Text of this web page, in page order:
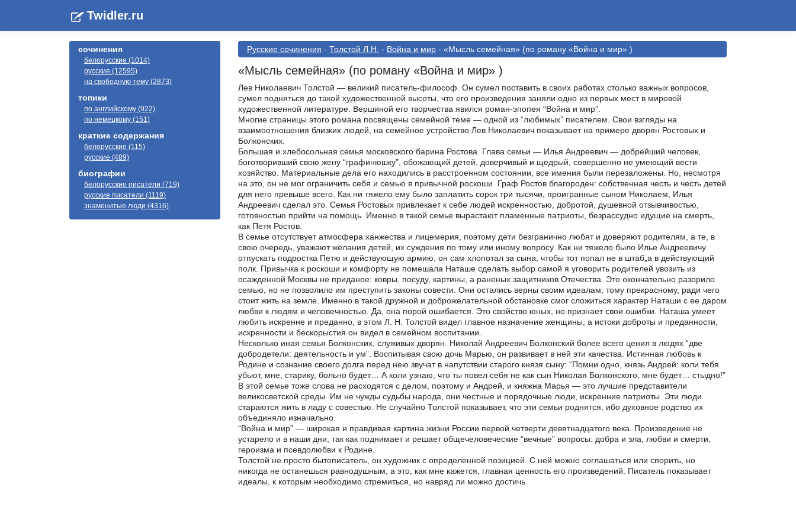
Twidler.ru
сочинения
белорусские (1014)
русские (12595)
на свободную тему (2873)
топики
по английскому (922)
по немецкому (151)
краткие содержания
белорусские (115)
русские (489)
биографии
белорусские писатели (719)
русские писатели (1119)
знаменитые люди (4316)
Русские сочинения - Толстой Л.Н. - Война и мир - «Мысль семейная» (по роману «Война и мир» )
«Мысль семейная» (по роману «Война и мир» )
Лев Николаевич Толстой — великий писатель-философ. Он сумел поставить в своих работах столько важных вопросов,
сумел подняться до такой художественной высоты, что его произведения заняли одно из первых мест в мировой
художественной литературе. Вершиной его творчества явился роман-эпопея “Война и мир”.
Многие страницы этого романа посвящены семейной теме — одной из “любимых” писателем. Свои взгляды на
взаимоотношения близких людей, на семейное устройство Лев Николаевич показывает на примере дворян Ростовых и
Болконских.
Большая и хлебосольная семья московского барина Ростова. Глава семьи — Илья Андреевич — добрейший человек,
боготворивший свою жену “графинюшку”, обожающий детей, доверчивый и щедрый, совершенно не умеющий вести
хозяйство. Материальные дела его находились в расстроенном состоянии, все имения были перезаложены. Но, несмотря
на это, он не мог ограничить себя и семью в привычной роскоши. Граф Ростов благороден: собственная честь и честь детей
для него превыше всего. Как ни тяжело ему было заплатить сорок три тысячи, проигранные сыном Николаем, Илья
Андреевич сделал это. Семья Ростовых привлекает к себе людей искренностью, добротой, душевной отзывчивостью,
готовностью прийти на помощь. Именно в такой семье вырастают пламенные патриоты, безрассудно идущие на смерть,
как Петя Ростов.
В семье отсутствует атмосфера ханжества и лицемерия, поэтому дети безгранично любят и доверяют родителям, а те, в
свою очередь, уважают желания детей, их суждения по тому или иному вопросу. Как ни тяжело было Илье Андреевичу
отпускать подростка Петю и действующую армию, он сам хлопотал за сына, чтобы тот попал не в штаб„а в действующий
полк. Привычка к роскоши и комфорту не помешала Наташе сделать выбор самой я уговорить родителей увозить из
осажденной Москвы не приданое: ковры, посуду, картины, а раненых защитников Отечества. Это окончательно разорило
семью, но не позволило им преступить законы совести. Они остались верны своим идеалам, тому прекрасному, ради чего
стоит жить на земле. Именно в такой дружной и доброжелательной обстановке смог сложиться характер Наташи с ее даром
любви к людям и человечностью. Да, она порой ошибается. Это свойство юных, но признает свои ошибки. Наташа умеет
любить искренне и преданно, в этом Л. Н. Толстой видел главное назначение женщины, а истоки доброты и преданности,
искренности и бескорыстия он видел в семейном воспитании.
Несколько иная семья Болконских, служивых дворян. Николай Андреевич Болконский более всего ценил в людях “две
добродетели: деятельность и ум”. Воспитывая свою дочь Марью, он развивает в ней эти качества. Истинная любовь к
Родине и сознание своего долга перед нею звучат в напутствии старого князя сыну: “Помни одно, князь Андрей: коли тебя
убьют, мне, старику, больно будет… А коли узнаю, что ты повел себя не как сын Николая Болконского, мне будет… стыдно!”
В этой семье тоже слова не расходятся с делом, поэтому и Андрей, и княжна Марья — это лучшие представители
великосветской среды. Им не чужды судьбы народа, они честные и порядочные люди, искренние патриоты. Эти люди
стараются жить в ладу с совестью. Не случайно Толстой показывает, что эти семьи роднятся, ибо духовное родство их
объединяло изначально.
“Война и мир” — широкая и правдивая картина жизни России первой четверти девятнадцатого века. Произведение не
устарело и в наши дни, так как поднимает и решает общечеловеческие “вечные” вопросы: добра и зла, любви и смерти,
героизма и псевдолюбви к Родине.
Толстой не просто бытописатель, он художник с определенной позицией. С ней можно соглашаться или спорить, но
никогда не останешься равнодушным, а это, как мне кажется, главная ценность его произведений. Писатель показывает
идеалы, к которым необходимо стремиться, но навряд ли можно достичь.